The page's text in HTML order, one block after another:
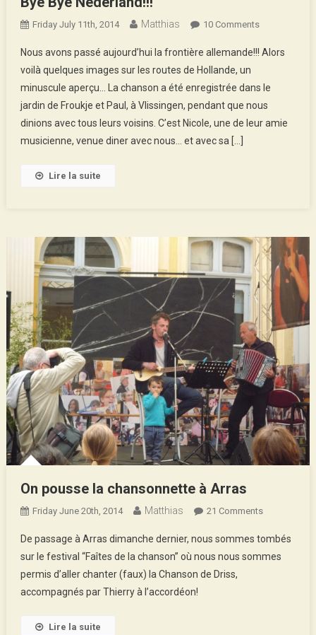
Friday July 11th, 2014 Matthias 10 CommentsOn
Bye
Nous avons passé aujourd’hui la frontière allemande!!! Alors
voilà quelques images sur les routes de Hollande, un
minuscule aperçu… La chanson a été enregistrée dans le
jardin de Froukje et Paul, à Vlissingen, pendant que nous
dinions avec tous leurs voisins. C’est Nicole, une de leur amie
musicienne, venue diner avec nous… et avec sa […]
Lire la suite
On pousse la chansonnette à Arras
Friday June 20th, 2014 Matthias 21 CommentsOn
Pousse
La
De passage à Arras dimanche dernier, nous sommes tombés
sur le festival “Faîtes de la chanson” où nous nous sommes
permis d’aller chanter (faux) la Chanson de Driss,
accompagnés par Thierry à l’accordéon!
Lire la suite